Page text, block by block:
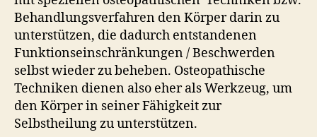
Behandlungsverfahren den Körper darin zu
unterstützen, die dadurch entstandenen
Funktionseinschränkungen / Beschwerden
selbst wieder zu beheben. Osteopathische
Techniken dienen also eher als Werkzeug, um
den Körper in seiner Fähigkeit zur
Selbstheilung zu unterstützen.